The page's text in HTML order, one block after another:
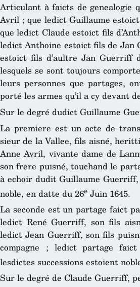
Articulant à faicts de genealogie
Avril ; que ledict Guillaume
que ledict Claude estoict fils
ledict Anthoine estoict fils de Jan
estoict fils d’aultre Jan Guerriff
lesquels se sont toujours
leurs personnes que partages,
porté les armes qu’il a cy devant
Sur le degré dudict Guillaume
La premiere est un acte de
sieur de la Vallee, fils aisné,
Anne Avril, vivante dame de
son frere puisné, touchand le
à echoir dudit Guillaume
noble, en datte du 26e Juin 1645.
La seconde est un partage faict
ledict René Guerriff, son fils
ledict Jean Guerriff, son fils
compagne ; ledict partage faict
lesdictes successions estoient
Sur le degré de Claude Guerriff,